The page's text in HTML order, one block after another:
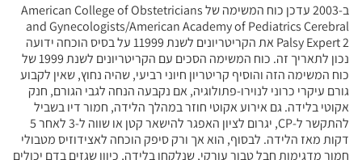
ב-2003 עדכן כוח המשימה של American College of Obstetricians
and Gynecologists/American Academy of Pediatrics Cerebral
Palsy Expert 2 את הקריטריונים לשנת 11999 על בסיס הוכחה ידועה
נכון לתאריך זה. כוח המשימה הסכים עם הקריטריונים לשנת 1999 של
כוח המשימה הזה והוסיף קריטריון חיוני רביעי, שהיה נחוץ, שאין לקבוע
גורם עיקרי כרוני לנוירו-פתולוגיה, אם נקבעה הנחה לגבי הגורם, חנק
אקוטי בלידה. גם אירוע אקוטי חוזר במהלך הלידה, חמור דיו בשביל
להתקשר ל-CP, יגרום לציון האפגר להישאר קטן או שווה ל-3 לאחר 5
דקות מאז הלידה. לבסוף, הוא אך ורק סיפק הוכחה לאצידוזיס מטבולי
חמור מדגימות חבל טבור עורקי, שנלקחו בלידה, כיוון שגזים בדם יכולים